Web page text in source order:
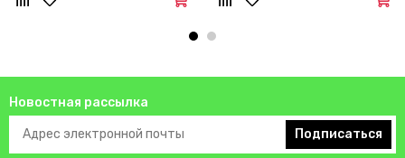
Новостная рассылка
Подписаться